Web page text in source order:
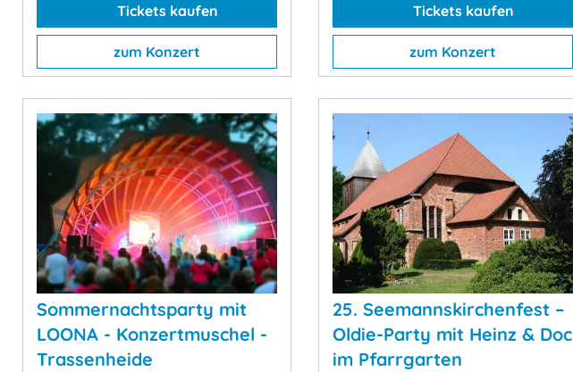
Tickets kaufen
zum Konzert
Tickets kaufen
zum Konzert
Sommernachtsparty mit
LOONA - Konzertmuschel -
Trassenheide
25. Seemannskirchenfest –
Oldie-Party mit Heinz & Doc
im Pfarrgarten